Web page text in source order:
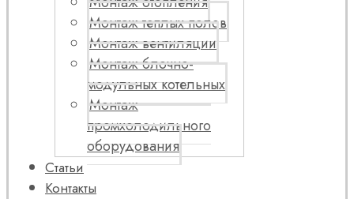
Монтаж теплых полов
Монтаж вентиляции
Монтаж блочно-
модульных котельных
Монтаж
промхолодильного
оборудования
Статьи
Контакты